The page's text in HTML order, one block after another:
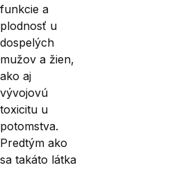
funkcie a
plod­nosť u
dospelých
mužov a žien,
ako aj
vývojovú
toxicitu u
potomstva.
Predtým ako
sa takáto látka